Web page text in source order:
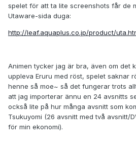
spelet för att ta lite screenshots får de
Utaware-sida duga:
http://leaf.aquaplus.co.jp/product/
Animen tycker jag är bra, även om det
uppleva Eruru med röst, spelet saknar
henne så moe~ så det fungerar trots
att jag importerar ännu en 24 avsnitts
också lite på hur många avsnitt som
Tsukuyomi (26 avsnitt med två avsnitt/
för min ekonomi).